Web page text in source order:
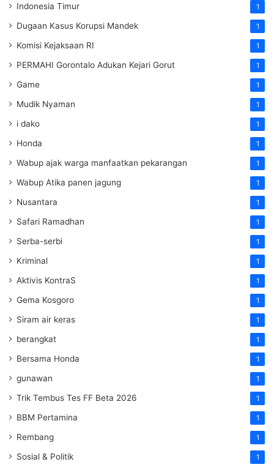
Indonesia Timur 1
Dugaan Kasus Korupsi Mandek 1
Komisi Kejaksaan RI 1
PERMAHI Gorontalo Adukan Kejari Gorut 1
Game 1
Mudik Nyaman 1
i dako 1
Honda 1
Wabup ajak warga manfaatkan pekarangan 1
Wabup Atika panen jagung 1
Nusantara 1
Safari Ramadhan 1
Serba-serbi 1
Kriminal 1
Aktivis KontraS 1
Gema Kosgoro 1
Siram air keras 1
berangkat 1
Bersama Honda 1
gunawan 1
Trik Tembus Tes FF Beta 2026 1
BBM Pertamina 1
Rembang 1
Sosial & Politik 1